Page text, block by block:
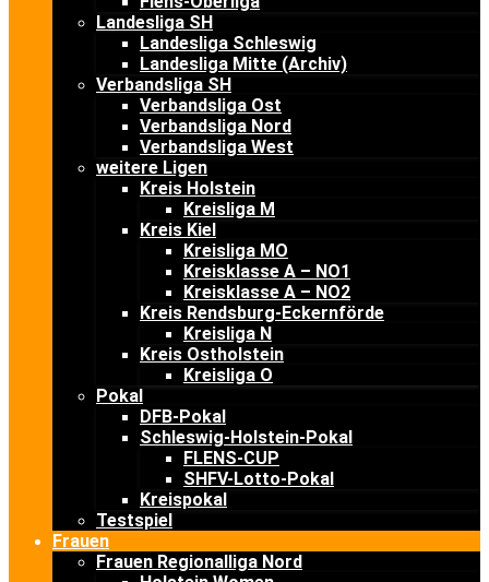
Landesliga SH
Landesliga Schleswig
Landesliga Mitte (Archiv)
Verbandsliga SH
Verbandsliga Ost
Verbandsliga Nord
Verbandsliga West
weitere Ligen
Kreis Holstein
Kreisliga M
Kreis Kiel
Kreisliga MO
Kreisklasse A – NO1
Kreisklasse A – NO2
Kreis Rendsburg-Eckernförde
Kreisliga N
Kreis Ostholstein
Kreisliga O
Pokal
DFB-Pokal
Schleswig-Holstein-Pokal
FLENS-CUP
SHFV-Lotto-Pokal
Kreispokal
Testspiel
Frauen
Frauen Regionalliga Nord